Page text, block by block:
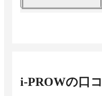
i-PROWの口